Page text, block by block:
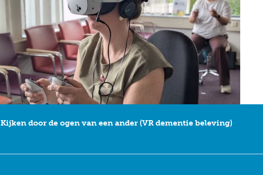
Kijken door de ogen van een ander (VR dementie beleving)